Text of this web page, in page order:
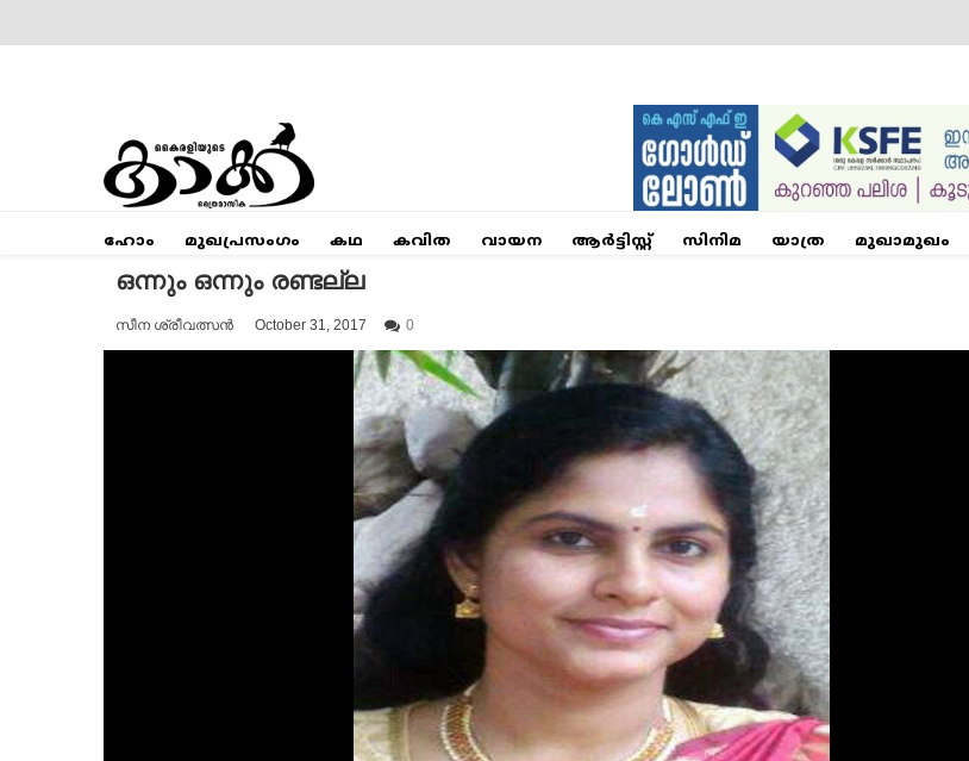
Mumbai Kaakka
ഹോം മുഖപ്രസംഗം കഥ കവിത വായന ആര്‍ട്ടിസ്റ്റ് സിനിമ യാത്ര മുഖാമുഖം
ഒന്നും ഒന്നും രണ്ടല്ല
സീന ശ്രീവത്സൻ October 31, 2017 0